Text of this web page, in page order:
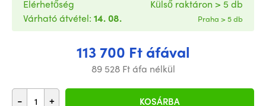
113 700 Ft áfával
89 528 Ft áfa nélkül
- + KOSÁRBA
Elérhetőség
Várható átvétel: 14. 08.
Külső raktáron > 5 db
Praha > 5 db